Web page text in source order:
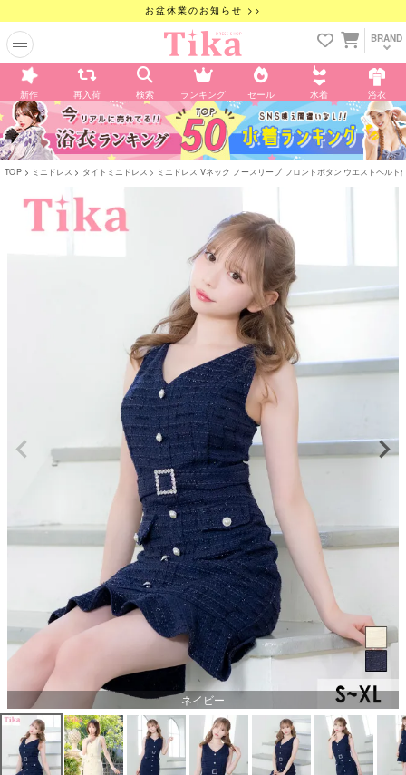
お盆休業のお知らせ >>
BRAND
新作 再入荷 検索 ランキング セール 水着 浴衣
TOP ミニドレス タイトミニドレス ミニドレス Vネック ノースリーブ フロントボタン ウエストベル
ネイビー